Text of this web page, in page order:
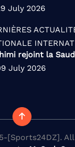
July 2026
rejoint la
July 2026
[Sports24DZ].